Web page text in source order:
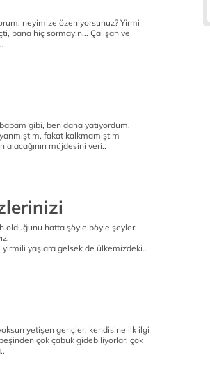
neyimize özeniyorsunuz? Yirmi
bana hiç sormayın... Çalışan ve
gibi, ben daha yatıyordum.
fakat kalkmamıştım
müjdesini veri..
olduğunu hatta şöyle böyle şeyler
yirmili yaşlara gelsek de ülkemizdeki..
yetişen gençler, kendisine ilk ilgi
çok çabuk gidebiliyorlar, çok